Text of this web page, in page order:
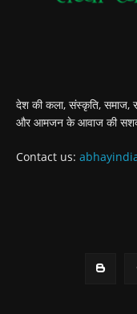
देश की कला, संस्‍कृति, समाज,
और आमजन के आवाज की
Contact us: